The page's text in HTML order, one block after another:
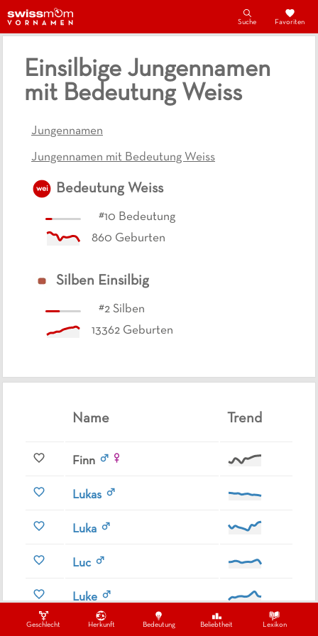
Geschlecht Herkunft Bedeutung Beliebtheit Lexikon
Suche Favoriten
Einsilbige Jungennamen
mit Bedeutung Weiss
Jungennamen
Jungennamen mit Bedeutung Weiss
wei Bedeutung Weiss
#10 Bedeutung
860 Geburten
Silben Einsilbig
#2 Silben
13362 Geburten
Name Trend
Finn
Lukas
Luka
Luc
Luke